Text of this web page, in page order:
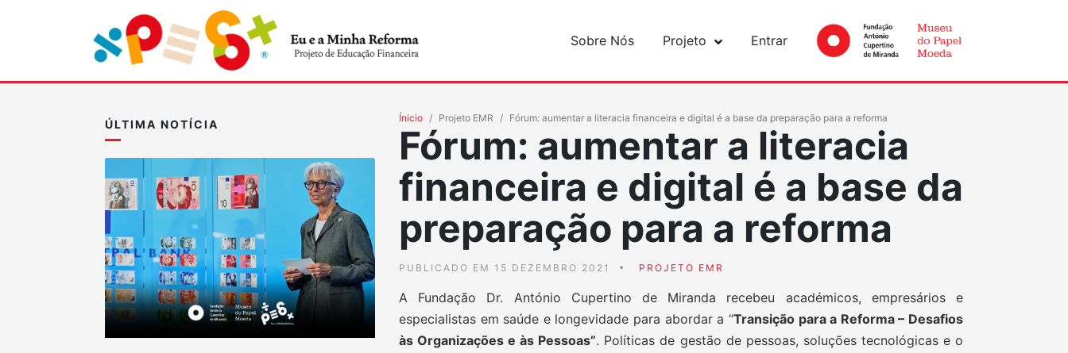
Sobre Nós Projeto Entrar
ÚLTIMA NOTÍCIA Ínicio Projeto EMR Fórum: aumentar a literacia financeira e digital é a base da preparação para a reforma
Fórum: aumentar a literacia
financeira e digital é a base da
preparação para a reforma
PUBLICADO EM 15 DEZEMBRO 2021 PROJETO EMR
A Fundação Dr. António Cupertino de Miranda recebeu académicos, empresários e
especialistas em saúde e longevidade para abordar a “Transição para a Reforma – Desafios
às Organizações e às Pessoas”. Políticas de gestão de pessoas, soluções tecnológicas e o